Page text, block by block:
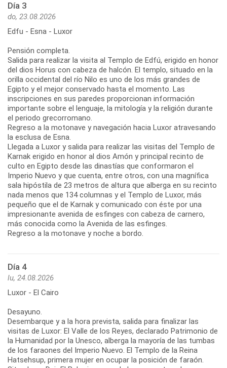
Día 3
do, 23.08.2026
Edfu - Esna - Luxor
Pensión completa.
Salida para realizar la visita al Templo de Edfú, erigido en honor
del dios Horus con cabeza de halcón. El templo, situado en la
orilla occidental del río Nilo es uno de los más grandes de
Egipto y el mejor conservado hasta el momento. Las
inscripciones en sus paredes proporcionan información
importante sobre el lenguaje, la mitología y la religión durante
el periodo grecorromano.
Regreso a la motonave y navegación hacia Luxor atravesando
la esclusa de Esna.
Llegada a Luxor y salida para realizar las visitas del Templo de
Karnak erigido en honor al dios Amón y principal recinto de
culto en Egipto desde las dinastías que conformaron el
Imperio Nuevo y que cuenta, entre otros, con una magnífica
sala hipóstila de 23 metros de altura que alberga en su recinto
nada menos que 134 columnas y el Templo de Luxor, más
pequeño que el de Karnak y comunicado con éste por una
impresionante avenida de esfinges con cabeza de carnero,
más conocida como la Avenida de las esfinges.
Regreso a la motonave y noche a bordo.
Día 4
lu, 24.08.2026
Luxor - El Cairo
Desayuno.
Desembarque y a la hora prevista, salida para finalizar las
visitas de Luxor: El Valle de los Reyes, declarado Patrimonio de
la Humanidad por la Unesco, alberga la mayoría de las tumbas
de los faraones del Imperio Nuevo. El Templo de la Reina
Hatsehsup, primera mujer en ocupar la posición de faraón.